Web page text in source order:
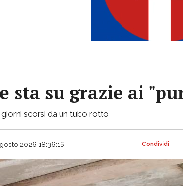
sta su grazie ai
giorni scorsi da un tubo rotto
2026 18:36:16